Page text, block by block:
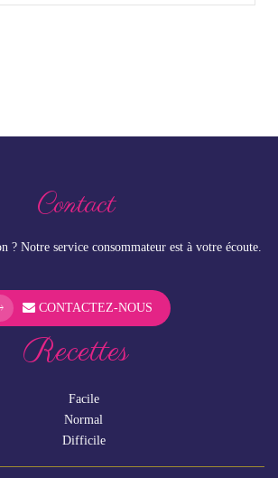
Contact
? Notre service consommateur est à votre écoute.
CONTACTEZ-NOUS
Recettes
Facile
Normal
Difficile